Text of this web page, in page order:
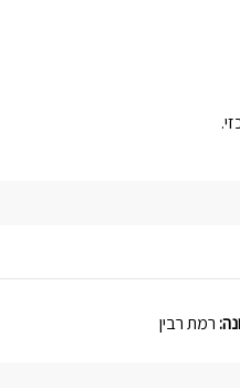
רמת רבין